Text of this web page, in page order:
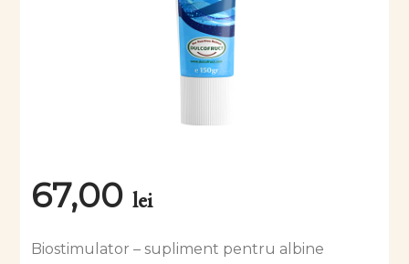
67,00lei
Biostimulator – supliment pentru albine